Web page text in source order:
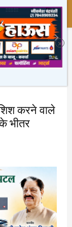
को पुलिस ने पहुंचाया
करने वाले
भीतर